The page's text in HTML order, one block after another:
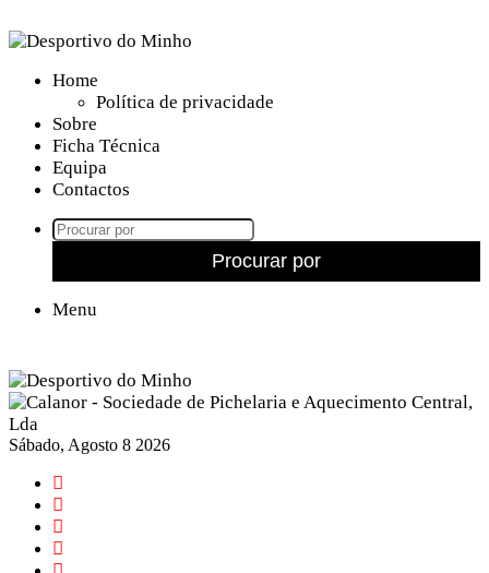
Home
Política de privacidade
Sobre
Ficha Técnica
Equipa
Contactos
Procurar por
Menu
Sábado, Agosto 8 2026